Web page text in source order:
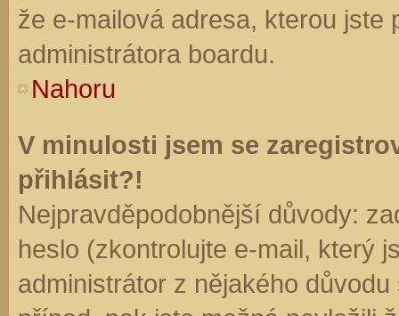
že e-mailová adresa, kterou jste
administrátora boardu.
Nahoru
V minulosti jsem se
přihlásit?!
Nejpravděpodobnější důvody:
heslo (zkontrolujte e-mail, který
administrátor z nějakého